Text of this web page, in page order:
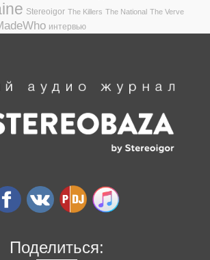
Stereoigor The Killers The National The Verve
интервью
Поделиться: